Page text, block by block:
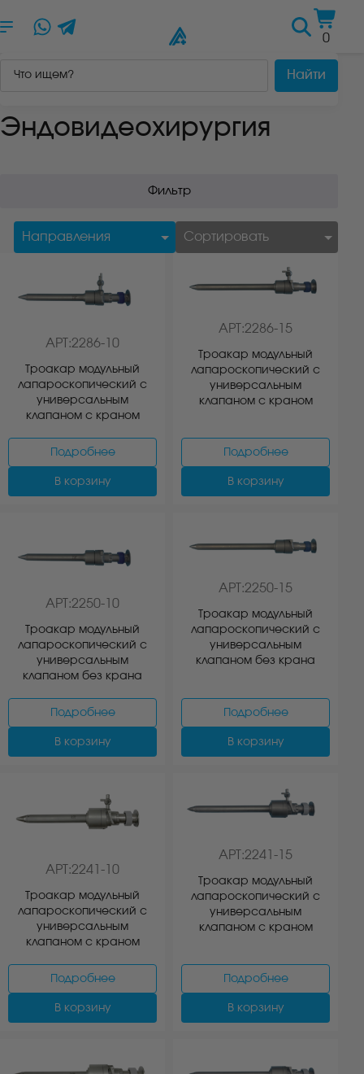
Russian
0
Найти
Эндовидеохирургия
Фильтр
АРТ:2286-10
Троакар модульный
лапароскопический с
универсальным
клапаном с краном
Подробнее
В корзину
АРТ:2286-15
Троакар модульный
лапароскопический с
универсальным
клапаном с краном
Подробнее
В корзину
АРТ:2250-10
Троакар модульный
лапароскопический с
универсальным
клапаном без крана
Подробнее
В корзину
АРТ:2250-15
Троакар модульный
лапароскопический с
универсальным
клапаном без крана
Подробнее
В корзину
АРТ:2241-10
Троакар модульный
лапароскопический с
универсальным
клапаном с краном
Подробнее
В корзину
АРТ:2241-15
Троакар модульный
лапароскопический с
универсальным
клапаном с краном
Подробнее
В корзину